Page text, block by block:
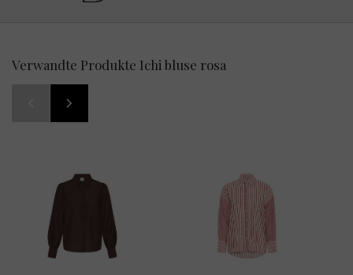
Verwandte Produkte Ichi bluse rosa